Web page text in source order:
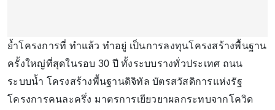
ย้ำโครงการที่ ทำแล้ว ทำอยู่ เป็นการลงทุนโครงสร้างพื้นฐาน
ครั้งใหญ่ที่สุดในรอบ 30 ปี ทั้งระบบรางทั่วประเทศ ถนน
ระบบน้ำ โครงสร้างพื้นฐานดิจิทัล บัตรสวัสดิการแห่งรัฐ
โครงการคนละครึ่ง มาตรการเยียวยาผลกระทบจากโควิด